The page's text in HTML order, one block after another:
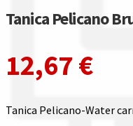
Confronta
I nostri negozi
Tanica Pelicano
12,67 €
Tanica Pelicano-Water